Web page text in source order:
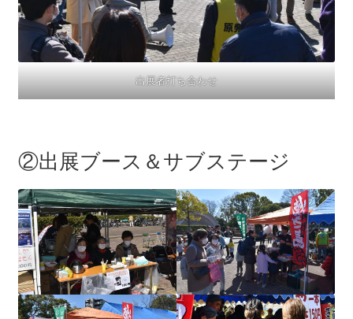
さき 集会
2023.3.12 第12回原発ゼロへのカウントダウンinかわ
さき集会
講演会開催
2024.3.10第13回原発ゼロへのカウントダウンinかわさ
き集会
2024.10.13 映画「決断」上映と講演会を開催
出展者打ち合わせ
②出展ブース＆サブステージ